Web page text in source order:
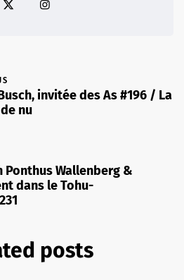
invitée des As #196 / La
nu
Ponthus Wallenberg &
dans le Tohu-
posts